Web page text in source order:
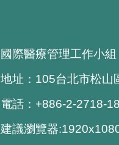
國際醫療管理工作小
地址：105台北市松山
電話：+886-2-2718-
建議瀏覽器